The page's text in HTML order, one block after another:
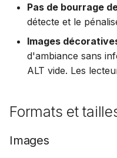
Pas de bourrage
détecte et le
Images
d'ambiance sans
ALT vide. Les
Formats et
Images